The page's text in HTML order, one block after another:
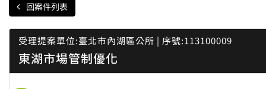
回案件列表
受理提案單位:臺北市內湖區公所 | 序號:113100009
東湖市場管制優化